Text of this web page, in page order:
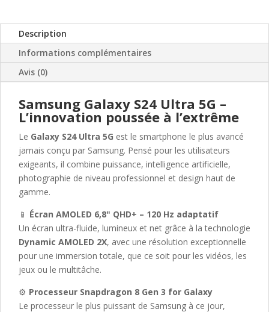
Description
Informations complémentaires
Avis (0)
Samsung Galaxy S24 Ultra 5G –
L’innovation poussée à l’extrême
Le Galaxy S24 Ultra 5G est le smartphone le plus avancé
jamais conçu par Samsung. Pensé pour les utilisateurs
exigeants, il combine puissance, intelligence artificielle,
photographie de niveau professionnel et design haut de
gamme.
📱 Écran AMOLED 6,8" QHD+ – 120 Hz adaptatif
Un écran ultra-fluide, lumineux et net grâce à la technologie
Dynamic AMOLED 2X, avec une résolution exceptionnelle
pour une immersion totale, que ce soit pour les vidéos, les
jeux ou le multitâche.
⚙️ Processeur Snapdragon 8 Gen 3 for Galaxy
Le processeur le plus puissant de Samsung à ce jour,